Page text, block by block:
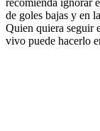
recomienda ignorar
de goles bajas y en
Quien quiera seguir
vivo puede hacerlo